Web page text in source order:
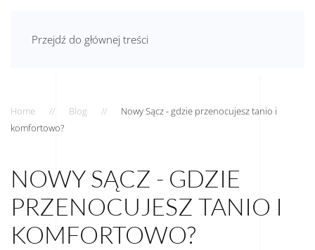
Przejdź do głównej treści
AGNIESZKA JAMRÓG
Home Blog
Nowy Sącz - gdzie przenocujesz tanio i
komfortowo?
NOWY SĄCZ - GDZIE
PRZENOCUJESZ TANIO I
KOMFORTOWO?